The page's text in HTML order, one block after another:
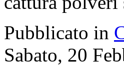
Pubblicato in
Sabato, 20